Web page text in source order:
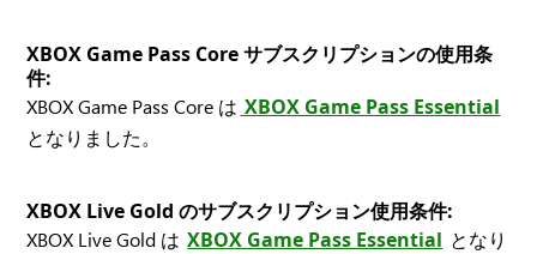
XBOX Game Pass Core サブスクリプションの使用条
件:
XBOX Game Pass Core は XBOX Game Pass Essential
となりました。
XBOX Live Gold のサブスクリプション使用条件:
XBOX Live Gold は XBOX Game Pass Essential となり